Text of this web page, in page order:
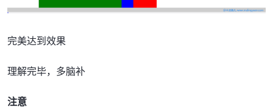
完美达到效果
理解完毕，多脑补
注意